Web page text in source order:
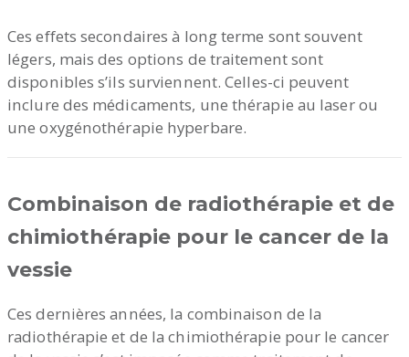
Ces effets secondaires à long terme sont souvent
légers, mais des options de traitement sont
disponibles s’ils surviennent. Celles-ci peuvent
inclure des médicaments, une thérapie au laser ou
une oxygénothérapie hyperbare.
Combinaison de radiothérapie et de
chimiothérapie pour le cancer de la
vessie
Ces dernières années, la combinaison de la
radiothérapie et de la chimiothérapie pour le cancer